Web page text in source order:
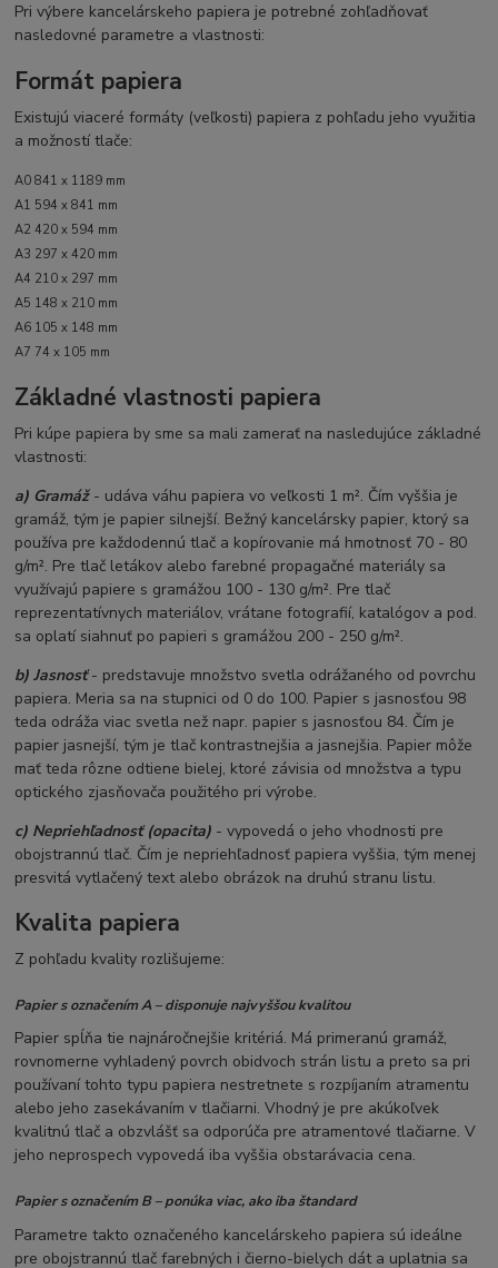
Pri výbere kancelárskeho papiera je potrebné zohľadňovať
nasledovné parametre a vlastnosti:
Formát papiera
Existujú viaceré formáty (veľkosti) papiera z pohľadu jeho využitia
a možností tlače:
A0 841 x 1189 mm
A1 594 x 841 mm
A2 420 x 594 mm
A3 297 x 420 mm
A4 210 x 297 mm
A5 148 x 210 mm
A6 105 x 148 mm
A7 74 x 105 mm
Základné vlastnosti papiera
Pri kúpe papiera by sme sa mali zamerať na nasledujúce základné
vlastnosti:
a) Gramáž- udáva váhu papiera vo veľkosti 1 m². Čím vyššia je
gramáž, tým je papier silnejší. Bežný kancelársky papier, ktorý sa
používa pre každodennú tlač a kopírovanie má hmotnosť 70 - 80
g/m². Pre tlač letákov alebo farebné propagačné materiály sa
využívajú papiere s gramážou 100 - 130 g/m². Pre tlač
reprezentatívnych materiálov, vrátane fotografií, katalógov a pod.
sa oplatí siahnuť po papieri s gramážou 200 - 250 g/m².
b) Jasnosť- predstavuje množstvo svetla odrážaného od povrchu
papiera. Meria sa na stupnici od 0 do 100. Papier s jasnosťou 98
teda odráža viac svetla než napr. papier s jasnosťou 84. Čím je
papier jasnejší, tým je tlač kontrastnejšia a jasnejšia. Papier môže
mať teda rôzne odtiene bielej, ktoré závisia od množstva a typu
optického zjasňovača použitého pri výrobe.
c) Nepriehľadnosť (opacita) - vypovedá o jeho vhodnosti pre
obojstrannú tlač. Čím je nepriehľadnosť papiera vyššia, tým menej
presvitá vytlačený text alebo obrázok na druhú stranu listu.
Kvalita papiera
Z pohľadu kvality rozlišujeme:
Papier s označením A – disponuje najvyššou kvalitou
Papier spĺňa tie najnáročnejšie kritériá. Má primeranú gramáž,
rovnomerne vyhladený povrch obidvoch strán listu a preto sa pri
používaní tohto typu papiera nestretnete s rozpíjaním atramentu
alebo jeho zasekávaním v tlačiarni. Vhodný je pre akúkoľvek
kvalitnú tlač a obzvlášť sa odporúča pre atramentové tlačiarne. V
jeho neprospech vypovedá iba vyššia obstarávacia cena.
Papier s označením B – ponúka viac, ako iba štandard
Parametre takto označeného kancelárskeho papiera sú ideálne
pre obojstrannú tlač farebných i čierno-bielych dát a uplatnia sa